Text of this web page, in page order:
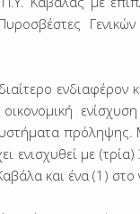
ενδιαφέρον
πρόληψης.
ενισχυθεί με
και ένα (1)